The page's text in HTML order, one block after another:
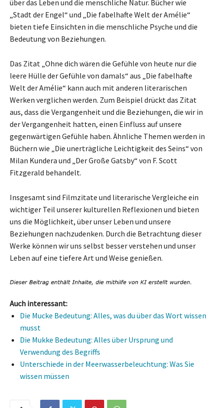
über das Leben und die menschliche Natur. Bücher wie
„Stadt der Engel“ und „Die fabelhafte Welt der Amélie“
bieten tiefe Einsichten in die menschliche Psyche und die
Bedeutung von Beziehungen.
Das Zitat „Ohne dich wären die Gefühle von heute nur die
leere Hülle der Gefühle von damals“ aus „Die fabelhafte
Welt der Amélie“ kann auch mit anderen literarischen
Werken verglichen werden. Zum Beispiel drückt das Zitat
aus, dass die Vergangenheit und die Beziehungen, die wir in
der Vergangenheit hatten, einen Einfluss auf unsere
gegenwärtigen Gefühle haben. Ähnliche Themen werden in
Büchern wie „Die unerträgliche Leichtigkeit des Seins“ von
Milan Kundera und „Der Große Gatsby“ von F. Scott
Fitzgerald behandelt.
Insgesamt sind Filmzitate und literarische Vergleiche ein
wichtiger Teil unserer kulturellen Reflexionen und bieten
uns die Möglichkeit, über unser Leben und unsere
Beziehungen nachzudenken. Durch die Betrachtung dieser
Werke können wir uns selbst besser verstehen und unser
Leben auf eine tiefere Art und Weise genießen.
Auch interessant:
Die Mucke Bedeutung: Alles, was du über das Wort wissen
musst
Die Mukke Bedeutung: Alles über Ursprung und
Verwendung des Begriffs
Unterschiede in der Meerwasserbeleuchtung: Was Sie
wissen müssen